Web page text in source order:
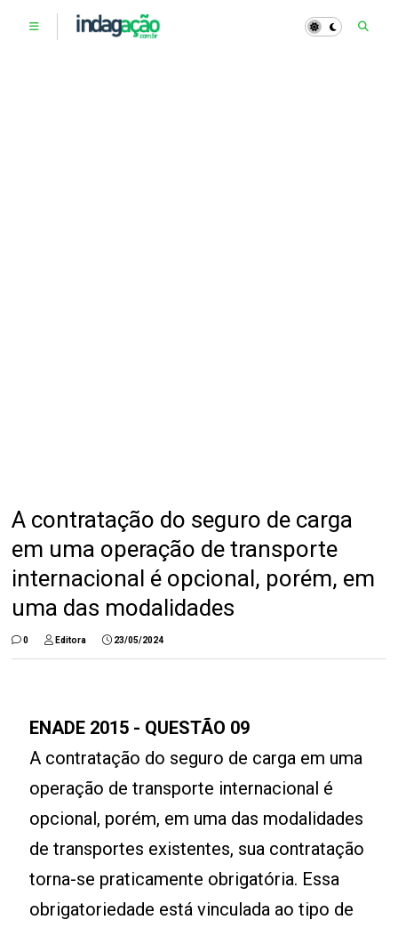
A contratação do seguro de carga
em uma operação de transporte
internacional é opcional, porém, em
uma das modalidades
0 Editora 23/05/2024
ENADE 2015 - QUESTÃO 09
A contratação do seguro de carga em uma
operação de transporte internacional é
opcional, porém, em uma das modalidades
de transportes existentes, sua contratação
torna-se praticamente obrigatória. Essa
obrigatoriedade está vinculada ao tipo de